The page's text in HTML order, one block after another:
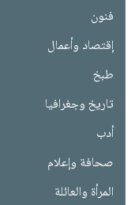
فنون
إقتصاد وأعمال
طبخ
تاريخ وجغرافيا
أدب
صحافة وإعلام
المرأة والعائلة